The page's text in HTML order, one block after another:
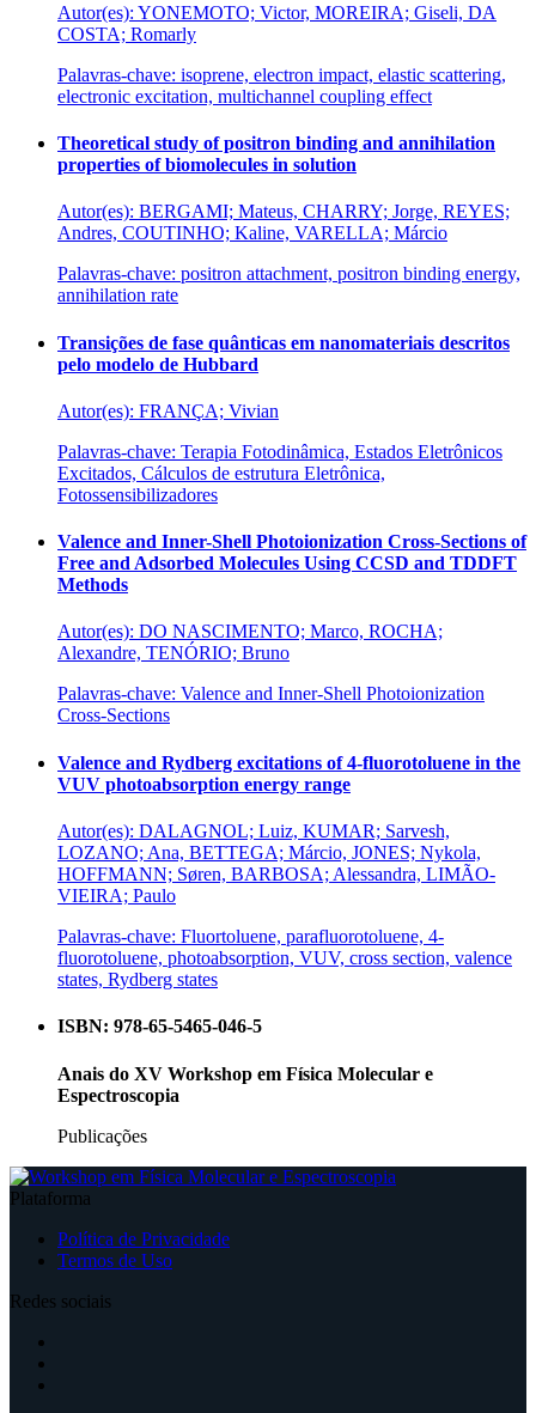
Autor(es): YONEMOTO; Victor, MOREIRA; Giseli, DA
COSTA; Romarly
Palavras-chave: isoprene, electron impact, elastic scattering,
electronic excitation, multichannel coupling effect
Theoretical study of positron binding and annihilation
properties of biomolecules in solution
Autor(es): BERGAMI; Mateus, CHARRY; Jorge, REYES;
Andres, COUTINHO; Kaline, VARELLA; Márcio
Palavras-chave: positron attachment, positron binding energy,
annihilation rate
Transições de fase quânticas em nanomateriais descritos
pelo modelo de Hubbard
Autor(es): FRANÇA; Vivian
Palavras-chave: Terapia Fotodinâmica, Estados Eletrônicos
Excitados, Cálculos de estrutura Eletrônica,
Fotossensibilizadores
Valence and Inner-Shell Photoionization Cross-Sections of
Free and Adsorbed Molecules Using CCSD and TDDFT
Methods
Autor(es): DO NASCIMENTO; Marco, ROCHA;
Alexandre, TENÓRIO; Bruno
Palavras-chave: Valence and Inner-Shell Photoionization
Cross-Sections
Valence and Rydberg excitations of 4-fluorotoluene in the
VUV photoabsorption energy range
Autor(es): DALAGNOL; Luiz, KUMAR; Sarvesh,
LOZANO; Ana, BETTEGA; Márcio, JONES; Nykola,
HOFFMANN; Søren, BARBOSA; Alessandra, LIMÃO-
VIEIRA; Paulo
Palavras-chave: Fluortoluene, parafluorotoluene, 4-
fluorotoluene, photoabsorption, VUV, cross section, valence
states, Rydberg states
ISBN: 978-65-5465-046-5
Anais do XV Workshop em Física Molecular e
Espectroscopia
Publicações
Plataforma
Política de Privacidade
Termos de Uso
Redes sociais